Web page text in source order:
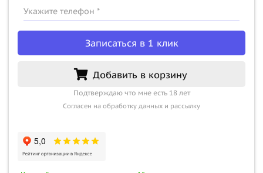
Укажите телефон *
Записаться в 1 клик
Добавить в корзину
Подтверждаю что мне есть 18 лет
Согласен на обработку данных и рассылку